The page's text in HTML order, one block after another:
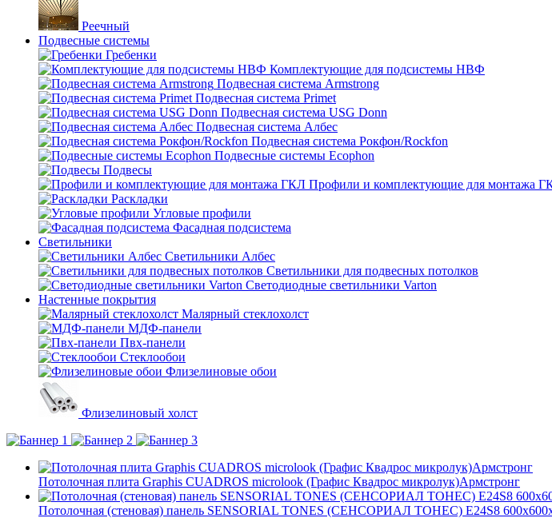
Реечный
Подвесные системы
Гребенки
Комплектующие для подсистемы НВФ
Подвесная система Armstrong
Подвесная система Primet
Подвесная система USG Donn
Подвесная система Албес
Подвесная система Рокфон/Rockfon
Подвесные системы Ecophon
Подвесы
Профили и комплектующие для монтажа
Раскладки
Угловые профили
Фасадная подсистема
Светильники
Светильники Албес
Светильники для подвесных потолков
Светодиодные светильники Varton
Настенные покрытия
Малярный стеклохолст
МДФ-панели
Пвх-панели
Стеклообои
Флизелиновые обои
Флизелиновый холст
Потолочная плита Graphis CUADROS microlook (Графис Квадрос микролук)Армстронг
Потолочная (стеновая) панель SENSORIAL TONES (СЕНСОРИАЛ ТОНЕС) E24S8